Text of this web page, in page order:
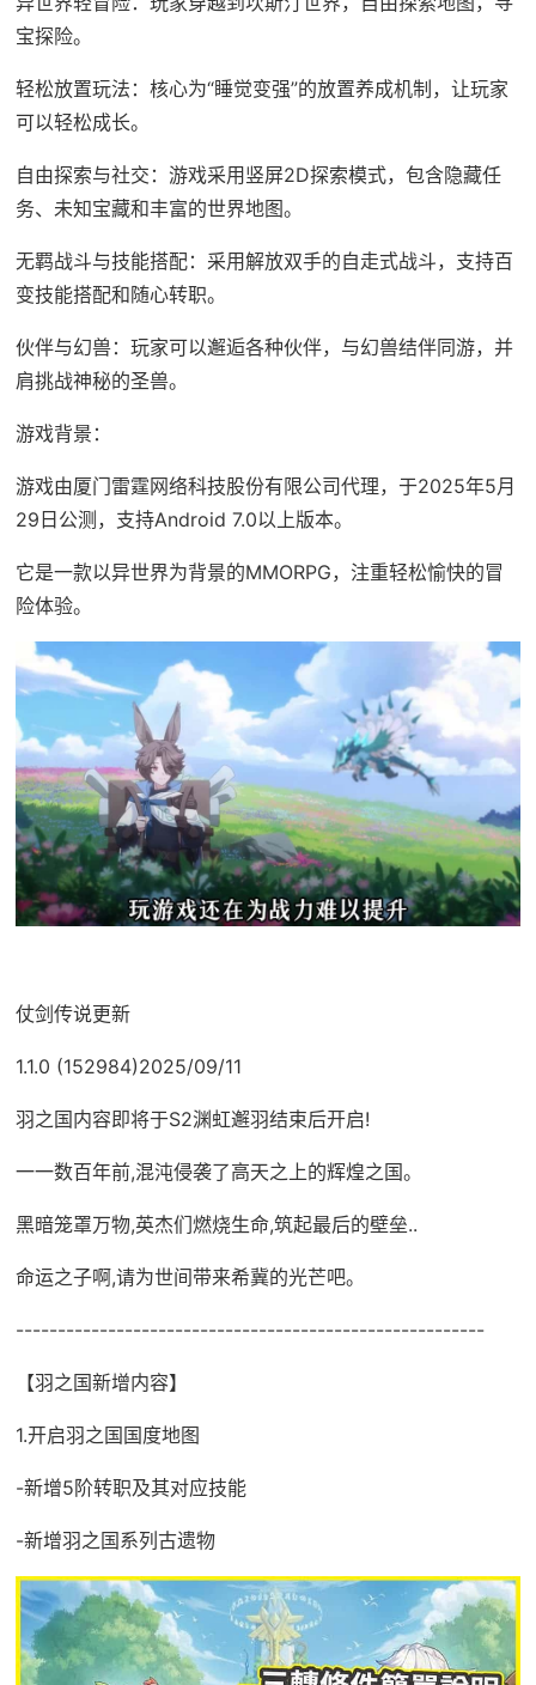
宝探险。
轻松放置玩法：核心为“睡觉变强”的放置养成机制，让玩家
可以轻松成长。
自由探索与社交：游戏采用竖屏2D探索模式，包含隐藏任
务、未知宝藏和丰富的世界地图。
无羁战斗与技能搭配：采用解放双手的自走式战斗，支持百
变技能搭配和随心转职。
伙伴与幻兽：玩家可以邂逅各种伙伴，与幻兽结伴同游，并
肩挑战神秘的圣兽。
游戏背景：
游戏由厦门雷霆网络科技股份有限公司代理，于2025年5月
29日公测，支持Android 7.0以上版本。
它是一款以异世界为背景的MMORPG，注重轻松愉快的冒
险体验。
仗剑传说更新
1.1.0 (152984)2025/09/11
羽之国内容即将于S2渊虹邂羽结束后开启!
一一数百年前,混沌侵袭了高天之上的辉煌之国。
黑暗笼罩万物,英杰们燃烧生命,筑起最后的壁垒..
命运之子啊,请为世间带来希冀的光芒吧。
--------------------------------------------------------
【羽之国新增内容】
1.开启羽之国国度地图
-新增5阶转职及其对应技能
-新增羽之国系列古遗物